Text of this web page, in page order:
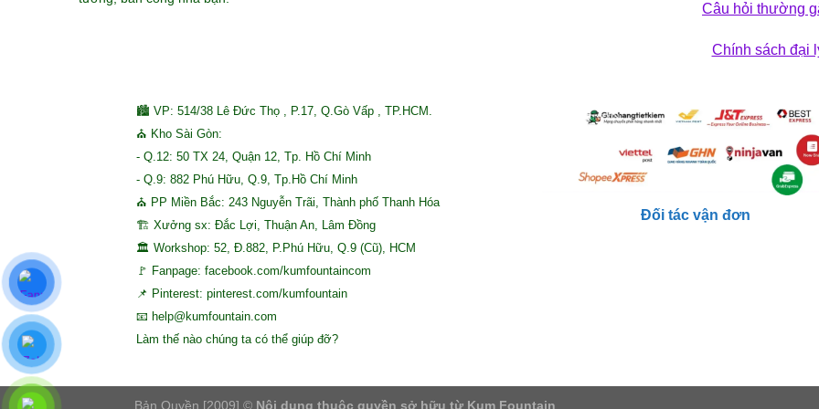
Câu hỏi thường
Chính sách đại
🏙 VP: 514/38 Lê Đức Thọ , P.17, Q.Gò Vấp , TP.HCM.
⛪ Kho Sài Gòn:
- Q.12: 50 TX 24, Quận 12, Tp. Hồ Chí Minh
- Q.9: 882 Phú Hữu, Q.9, Tp.Hồ Chí Minh
⛪ PP Miền Bắc: 243 Nguyễn Trãi, Thành phố Thanh Hóa
🏗 Xưởng sx: Đắc Lợi, Thuận An, Lâm Đồng
🏛 Workshop: 52, Đ.882, P.Phú Hữu, Q.9 (Cũ), HCM
🚩 Fanpage: facebook.com/kumfountaincom
📌 Pinterest: pinterest.com/kumfountain
📧 help@kumfountain.com
Làm thế nào chúng ta có thể giúp đỡ?
Đối tác vận đơn
Bản Quyền [2009] © Nội dung thuộc quyền sở hữu từ Kum Fountain